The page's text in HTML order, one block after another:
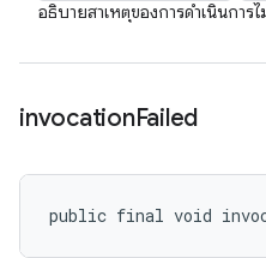
อธิบายสาเหตุของการดำเนินการไ
invocationFailed
public final void